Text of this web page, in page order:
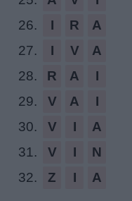
26.
I R
A
27.
I V
A
28.
R A
I
29.
V A
I
30.
V I
A
31.
V I
N
32.
Z I A